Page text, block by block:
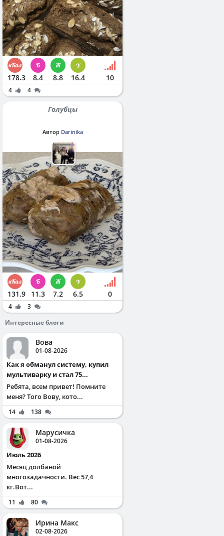
178.3 8.4 8.8 16.4 10
4 4
Голубцы
Автор Darinika
131.9 11.3 7.2 6.5 0
4
3
Интересные блоги
Вова
01-08-2026
Как я обманул систему, купил
мультиварку и стал 75...
Ребята, всем привет! Помните
меня? Того Вову, кото...
14 138
Марусичка
01-08-2026
Июль 2026
Месяц долбаной
многозадачности. Вес 57,4
кг.Вот...
11 80
Ирина Макс
02-08-2026